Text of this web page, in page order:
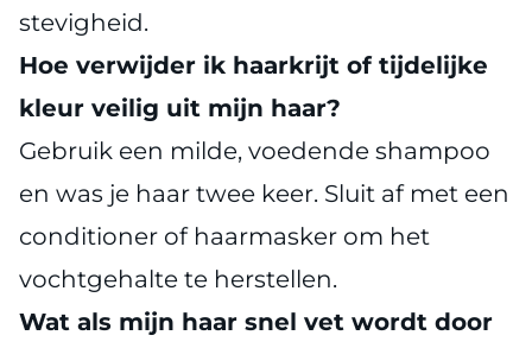
stevigheid.
Hoe verwijder ik haarkrijt of tijdelijke
kleur veilig uit mijn haar?
Gebruik een milde, voedende shampoo
en was je haar twee keer. Sluit af met een
conditioner of haarmasker om het
vochtgehalte te herstellen.
Wat als mijn haar snel vet wordt door